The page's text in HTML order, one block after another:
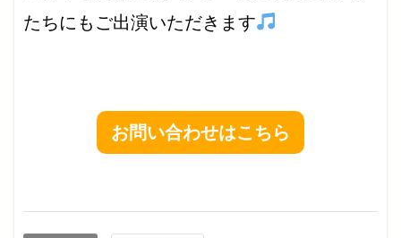
たちにもご出演いただきます
お問い合わせはこちら